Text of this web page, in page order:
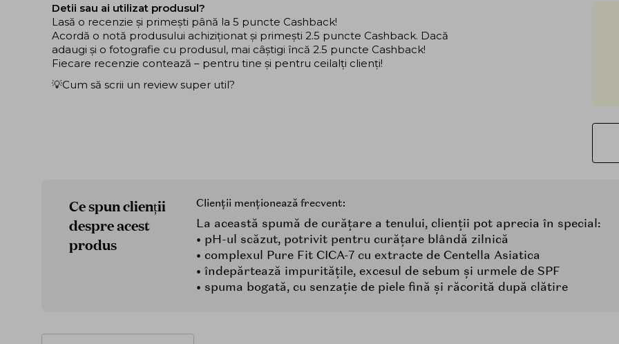
Detii sau ai utilizat produsul?
Lasă o recenzie și primești până la 5 puncte Cashback!
Acordă o notă produsului achiziționat și primești 2.5 puncte Cashback. Dacă
adaugi și o fotografie cu produsul, mai câștigi încă 2.5 puncte Cashback!
Fiecare recenzie contează – pentru tine și pentru ceilalți clienți!
💡Cum să scrii un review super util?
Ce spun clienții
despre acest
produs
Clienții menționează frecvent:
La această spumă de curățare a tenului, clienții pot aprecia în special:
• pH-ul scăzut, potrivit pentru curățare blândă zilnică
• complexul Pure Fit CICA-7 cu extracte de Centella Asiatica
• îndepărtează impuritățile, excesul de sebum și urmele de SPF
• spuma bogată, cu senzație de piele fină și răcorită după clătire